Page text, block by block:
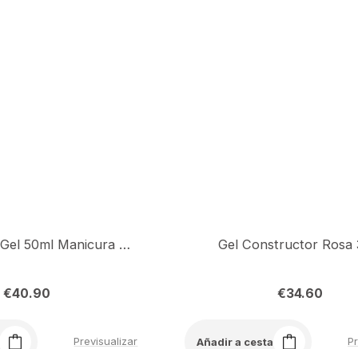
Previsualizar
Ultra White Gel 50ml Manicura Francesa
€40.90
Añadir a cesta
Gel Constructor Rosa
€34.60